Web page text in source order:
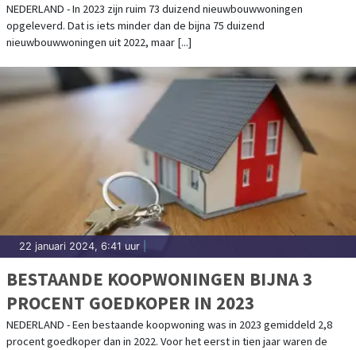
NEDERLAND - In 2023 zijn ruim 73 duizend nieuwbouwwoningen
opgeleverd. Dat is iets minder dan de bijna 75 duizend
nieuwbouwwoningen uit 2022, maar [...]
22 januari 2024, 6:41 uur
BESTAANDE KOOPWONINGEN BIJNA 3
PROCENT GOEDKOPER IN 2023
NEDERLAND - Een bestaande koopwoning was in 2023 gemiddeld 2,8
procent goedkoper dan in 2022. Voor het eerst in tien jaar waren de